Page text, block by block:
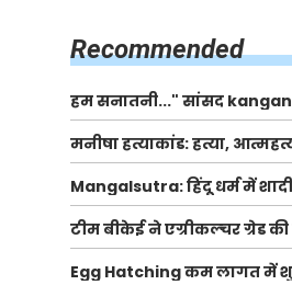
Recommended
हम सनातनी..." सांसद
Ranaut से क्या बोली लड़की?
Jantar-Mantar | CJP
मनीषा हत्याकांड: हत्या,
| Full Story | Josh Haryana
Mangalsutra: हिंदू धर्म में
मंगलसूत्र क्यों पहनती है
शुरु की ये परंपरा
टीम बीकेई ने एग्रीकल्चर ग्रेड की
खाद गट्टों में बदलकर टेक्निकल
बेचने वालों पर करवाई कार्रवाई:
Egg Hatching कम लागत में